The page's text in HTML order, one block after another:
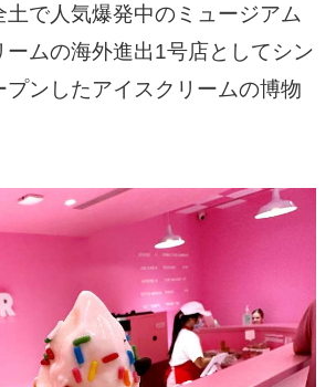
土で人気爆発中のミュージアム
ームの海外進出1号店としてシン
プンしたアイスクリームの博物